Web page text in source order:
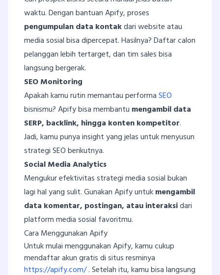
waktu. Dengan bantuan Apify, proses
pengumpulan data kontakdari website atau
media sosial bisa dipercepat. Hasilnya? Daftar calon
pelanggan lebih tertarget, dan tim sales bisa
langsung bergerak.
SEO Monitoring
Apakah kamu rutin memantau performaSEO
bisnismu? Apify bisa membantu mengambil data
SERP, backlink, hingga konten kompetitor.
Jadi, kamu punya insight yang jelas untuk menyusun
strategi SEO berikutnya.
Social Media Analytics
Mengukur efektivitas strategi media sosial bukan
lagi hal yang sulit. Gunakan Apify untukmengambil
data komentar, postingan, atau interaksidari
platform media sosial favoritmu.
Cara Menggunakan Apify
Untuk mulai menggunakan Apify, kamu cukup
mendaftar akun gratis di situs resminya
https://apify.com/. Setelah itu, kamu bisa langsung